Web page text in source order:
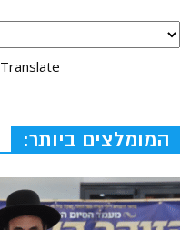
Translate
המומלצים ביותר: